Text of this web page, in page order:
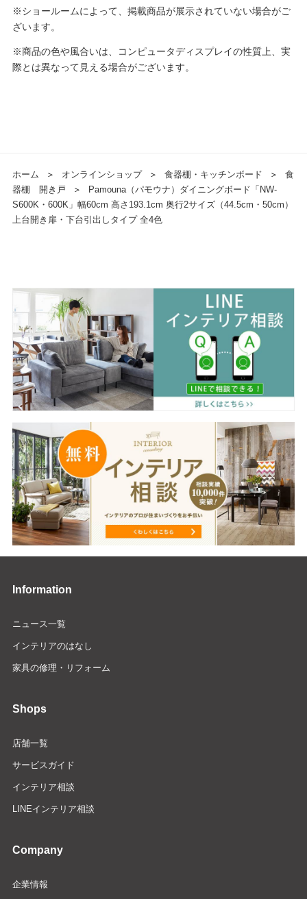
※ショールームによって、掲載商品が展示されていない場合がご
ざいます。
※商品の色や風合いは、コンピュータディスプレイの性質上、実
際とは異なって見える場合がございます。
ホーム ＞ オンラインショップ ＞ 食器棚・キッチンボード ＞
食
器棚 開き戸
＞
Pamouna（パモウナ）ダイニングボード「NW-
S600K・600K」幅60cm 高さ193.1cm 奥行2サイズ（44.5cm・50cm）
上台開き扉・下台引出しタイプ 全4色
Information
ニュース一覧
インテリアのはなし
家具の修理・リフォーム
Shops
店舗一覧
サービスガイド
インテリア相談
LINEインテリア相談
Company
企業情報